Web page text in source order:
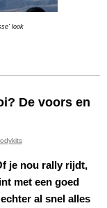
look
De voors en
je nou rally rijdt,
met een goed
al snel alles